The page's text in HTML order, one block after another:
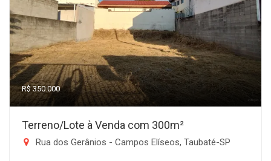
R$ 350.000
Terreno/Lote à Venda com 300m²
Rua dos Gerânios - Campos Elíseos, Taubaté-SP